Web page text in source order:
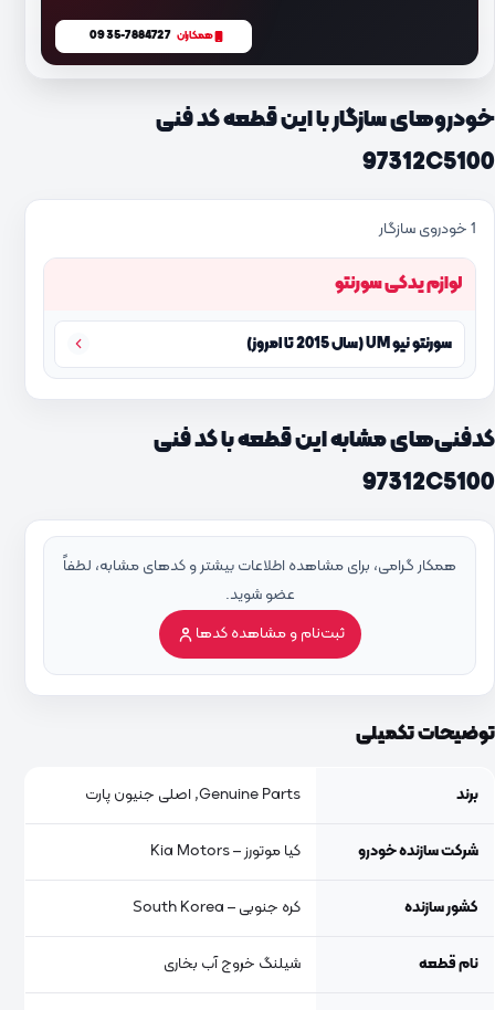
همکاران 0935-7884727
خودروهای سازگار با این قطعه کد فنی
97312C5100
1 خودروی سازگار
لوازم یدکی سورنتو
سورنتو نیو UM (سال 2015 تا امروز)
کدفنی‌های مشابه این قطعه با کد فنی
97312C5100
همکار گرامی، برای مشاهده اطلاعات بیشتر و کدهای مشابه، لطفاً
عضو شوید.
ثبت‌نام و مشاهده کدها
توضیحات تکمیلی
برند Genuine Parts, اصلی جنیون پارت
شرکت سازنده خودرو کیا موتورز – Kia Motors
کشور سازنده کره جنوبی – South Korea
نام قطعه شیلنگ خروج آب بخاری